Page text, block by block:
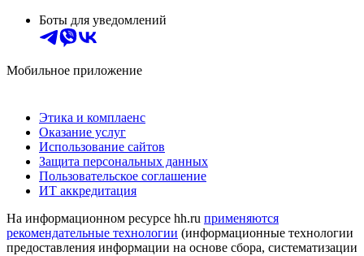
Боты для уведомлений
Мобильное приложение
Этика и комплаенс
Оказание услуг
Использование сайтов
Защита персональных данных
Пользовательское соглашение
ИТ аккредитация
На информационном ресурсе hh.ru применяются
рекомендательные технологии (информационные технологии
предоставления информации на основе сбора, систематизации